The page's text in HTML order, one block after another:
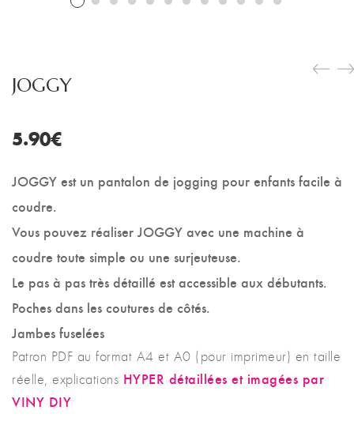
JOGGY
5.90€
JOGGY est un pantalon de jogging pour enfants facile à
coudre.
Vous pouvez réaliser JOGGY avec une machine à
coudre toute simple ou une surjeuteuse.
Le pas à pas très détaillé est accessible aux débutants.
Poches dans les coutures de côtés.
Jambes fuselées
Patron PDF au format A4 et A0 (pour imprimeur) en taille
réelle, explications HYPER détaillées et imagées par
VINY DIY